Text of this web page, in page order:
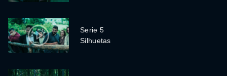
Serie 5
Silhuetas